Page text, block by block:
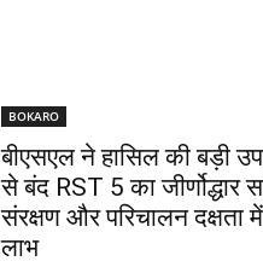
BOKARO
बीएसएल ने हासिल की बड़ी
से बंद RST 5 का
संरक्षण और परिचालन दक्षता
लाभ